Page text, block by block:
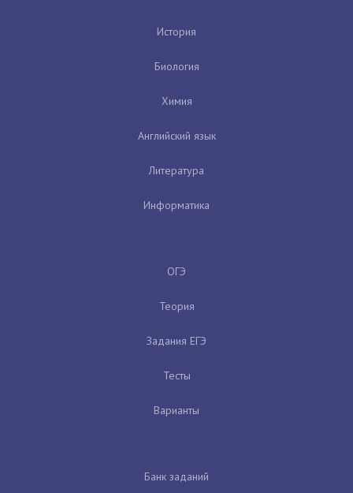
История
Биология
Химия
Английский язык
Литература
Информатика
ОГЭ
Теория
Задания ЕГЭ
Тесты
Варианты
Банк заданий